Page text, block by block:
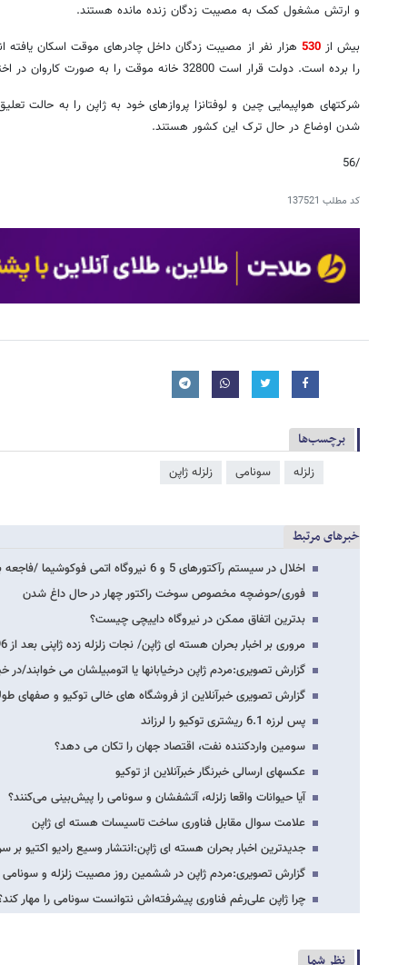
و ارتش مشغول کمک به مصیبت زدگان زنده مانده هستند.
بیش از530 هزار نفر از مصیبت زدگان داخل چادرهای موقت اسکان یافته
را برده است. دولت قرار است 32800 خانه موقت را به صورت کاروان در اختیار بی خانمان ها قرار دهد.
شرکتهای هواپیمایی چین و لوفتانزا پروازهای خود به ژاپن را به حالت
شدن اوضاع در حال ترک این کشور هستند.
/56
کد مطلب 137521
برچسب‌ها
زلزله سونامی زلزله ژاپن
خبرهای مرتبط
اخلال در سیستم رآکتورهای 5 و 6 نیروگاه اتمی فوکوشیما /فاجعه بعدی در راه است
فوری/حوضچه مخصوص سوخت راکتور چهار در حال داغ شدن
بدترین اتفاق ممکن در نیروگاه داییچی چیست؟
مروری بر اخبار بحران هسته ای ژاپن/ نجات زلزله زده ژاپنی بعد از 96 ساعت
گزارش تصویری:مردم ژاپن درخیابانها یا اتومبیلشان می خوابند/در
گزارش تصویری خبرآنلاین از فروشگاه های خالی توکیو و صفهای
پس لرزه 6.1 ریشتری توکیو را لرزاند
سومین واردکننده نفت، اقتصاد جهان را تکان می دهد؟
عکسهای ارسالی خبرنگار خبرآنلاین از توکیو
آیا حیوانات واقعا زلزله، آتشفشان و سونامی را پیش‌بینی می‌کنند؟
علامت سوال مقابل فناوری ساخت تاسیسات هسته ای ژاپن
جدیدترین اخبار بحران هسته ای ژاپن:انتشار وسیع رادیو اکتیو بر
گزارش تصویری:مردم ژاپن در ششمین روز مصیبت زلزله و سونامی
چرا ژاپن علی‌رغم فناوری پیشرفته‌اش نتوانست سونامی را مهار
نظر شما